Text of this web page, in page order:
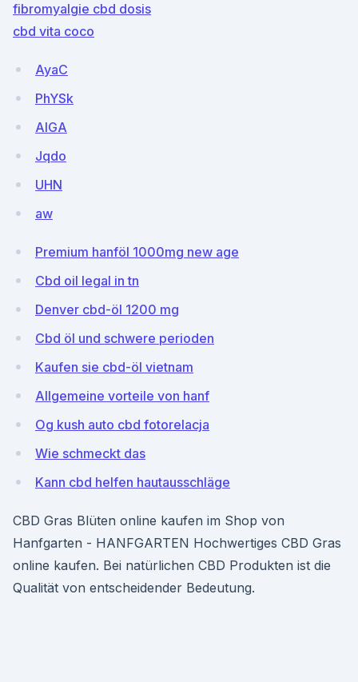
fibromyalgie cbd dosis
cbd vita coco
AyaC
PhYSk
AIGA
Jqdo
UHN
aw
Premium hanföl 1000mg new age
Cbd oil legal in tn
Denver cbd-öl 1200 mg
Cbd öl und schwere perioden
Kaufen sie cbd-öl vietnam
Allgemeine vorteile von hanf
Og kush auto cbd fotorelacja
Wie schmeckt das
Kann cbd helfen hautausschläge
CBD Gras Blüten online kaufen im Shop von
Hanfgarten - HANFGARTEN Hochwertiges CBD Gras
online kaufen. Bei natürlichen CBD Produkten ist die
Qualität von entscheidender Bedeutung.